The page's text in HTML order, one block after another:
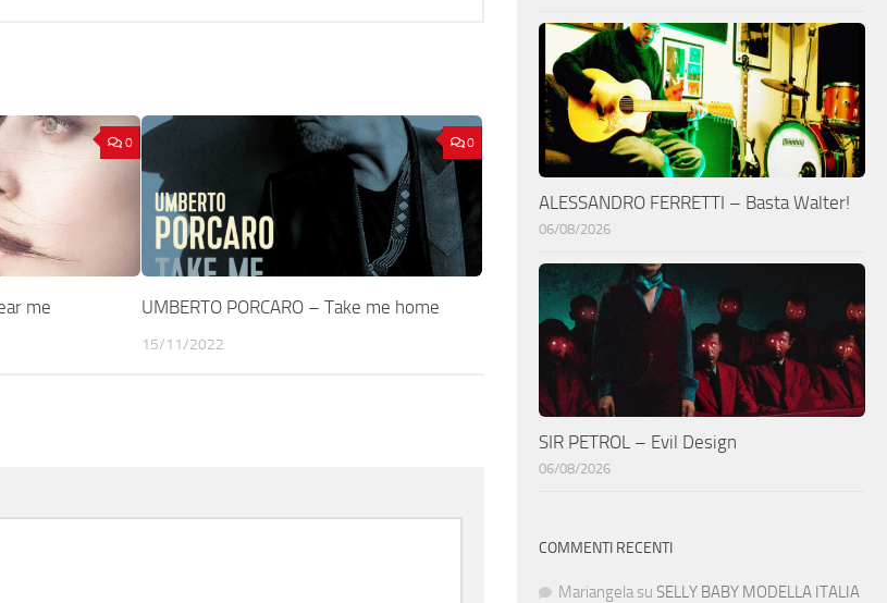
0
me
0
UMBERTO PORCARO – Take me home
15/11/2022
ALESSANDRO FERRETTI – Basta Walter!
06/08/2026
SIR PETROL – Evil Design
06/08/2026
COMMENTI RECENTI
Mariangela su SELLY BABY MODELLA ITALIA